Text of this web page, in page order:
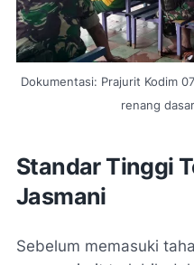
Dokumentasi: Prajurit Kodim
renang
Standar Tinggi
Jasmani
Sebelum memasuki